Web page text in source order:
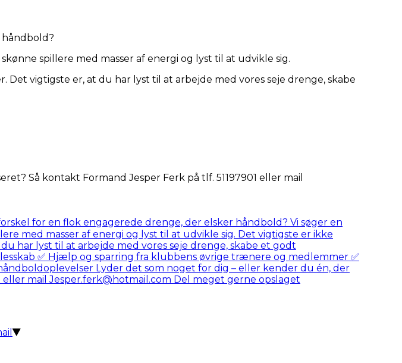
spillere med masser af energi og lyst til at udvikle sig.
vigtigste er, at du har lyst til at arbejde med vores seje drenge, skabe
Så kontakt Formand Jesper Ferk på tlf. 51197901 eller mail